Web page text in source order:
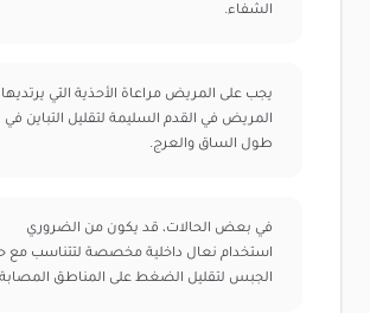
الشفاء.
يجب على المريض مراعاة الأحذية التي يرتديها
المريض في القدم السليمة لتقليل التباين في
طول الساق والعرج.
في بعض الحالات، قد يكون من الضروري
استخدام نعال داخلية مخصصة لتتناسب مع
الجبس لتقليل الضغط على المناطق